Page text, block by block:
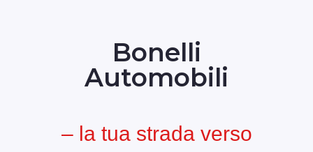
Bonelli
Automobili
– la tua strada verso